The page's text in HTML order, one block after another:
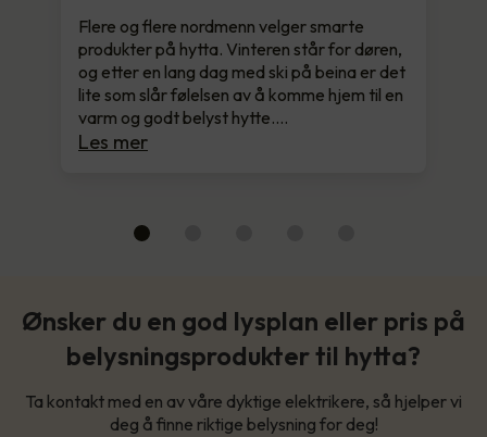
Flere og flere nordmenn velger smarte
produkter på hytta. Vinteren står for døren,
og etter en lang dag med ski på beina er det
lite som slår følelsen av å komme hjem til en
varm og godt belyst hytte.…
Les mer
Ønsker du en god lysplan eller pris på
belysningsprodukter til hytta?
Ta kontakt med en av våre dyktige elektrikere, så hjelper vi
deg å finne riktige belysning for deg!